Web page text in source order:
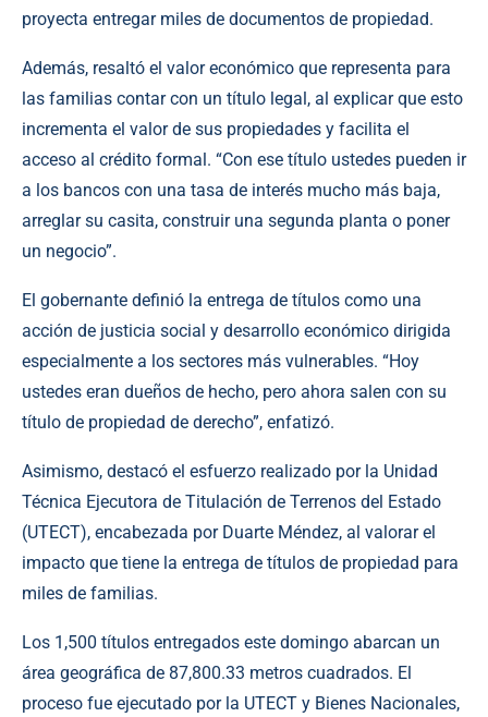
proyecta entregar miles de documentos de propiedad.
Además, resaltó el valor económico que representa para
las familias contar con un título legal, al explicar que esto
incrementa el valor de sus propiedades y facilita el
acceso al crédito formal. “Con ese título ustedes pueden ir
a los bancos con una tasa de interés mucho más baja,
arreglar su casita, construir una segunda planta o poner
un negocio”.
El gobernante definió la entrega de títulos como una
acción de justicia social y desarrollo económico dirigida
especialmente a los sectores más vulnerables. “Hoy
ustedes eran dueños de hecho, pero ahora salen con su
título de propiedad de derecho”, enfatizó.
Asimismo, destacó el esfuerzo realizado por la Unidad
Técnica Ejecutora de Titulación de Terrenos del Estado
(UTECT), encabezada por Duarte Méndez, al valorar el
impacto que tiene la entrega de títulos de propiedad para
miles de familias.
Los 1,500 títulos entregados este domingo abarcan un
área geográfica de 87,800.33 metros cuadrados. El
proceso fue ejecutado por la UTECT y Bienes Nacionales,